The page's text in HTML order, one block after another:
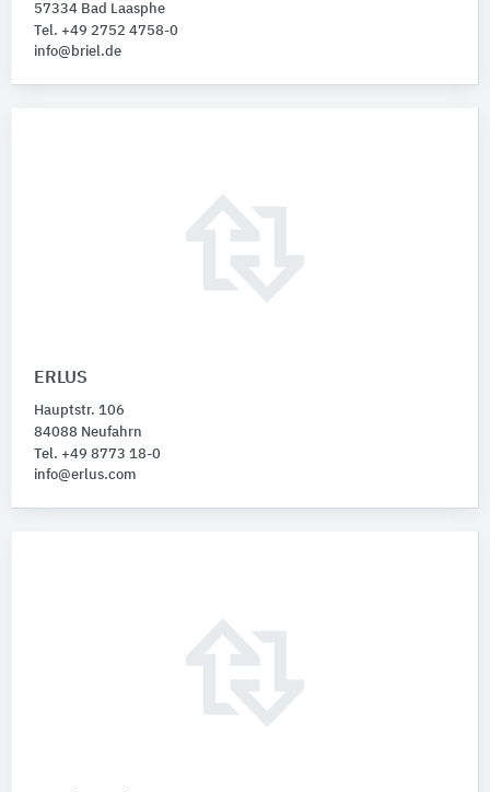
57334 Bad Laasphe
Tel. +49 2752 4758-0
info@briel.de
ERLUS
Hauptstr. 106
84088 Neufahrn
Tel. +49 8773 18-0
info@erlus.com